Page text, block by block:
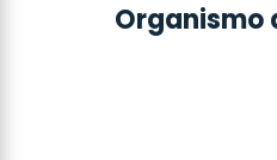
Organismo